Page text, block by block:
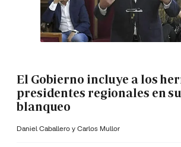
El Gobierno incluye a los
presidentes regionales en
blanqueo
Daniel Caballero y Carlos Mullor